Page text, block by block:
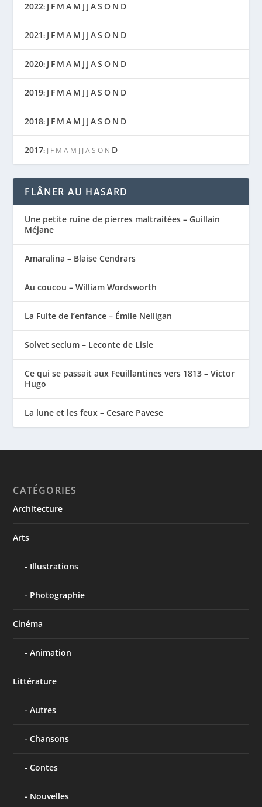
2022: J F M A M J J AS O N D
2021: J F M A M J J AS O N D
2020: J F M A M J J AS O N D
2019: J F M A M J J AS O N D
2018: J F M A M J J AS O N D
2017: J F M A M J J A S O N D
FLÂNER AU HASARD
Une petite ruine de pierres maltraitées – Guillain
Méjane
Amaralina – Blaise Cendrars
Au coucou – William Wordsworth
La Fuite de l’enfance – Émile Nelligan
Solvet seclum – Leconte de Lisle
Ce qui se passait aux Feuillantines vers 1813 – Victor
Hugo
La lune et les feux – Cesare Pavese
CATÉGORIES
Architecture
Arts
Illustrations
Photographie
Cinéma
Animation
Littérature
Autres
Chansons
Contes
Nouvelles